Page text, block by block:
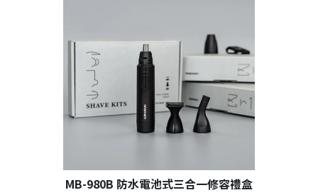
MB-980B 防水電池式三合一修容禮盒